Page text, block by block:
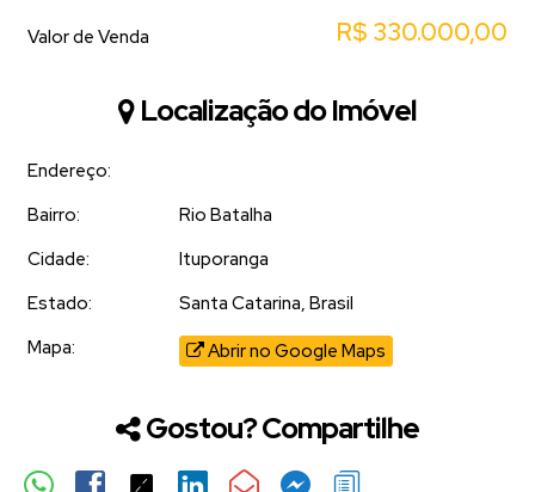
R$ 330.000,00
Valor de Venda
Localização do Imóvel
Endereço:
Bairro:
Rio Batalha
Cidade:
Ituporanga
Estado:
Santa Catarina, Brasil
Mapa:
Abrir no Google Maps
Gostou? Compartilhe